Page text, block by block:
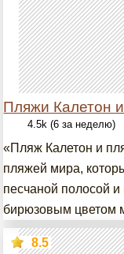
Пляжи Калетон
4.5k (6 за неделю)
«Пляж Калетон и
пляжей мира,
песчаной полосой
бирюзовым цветом
8.5